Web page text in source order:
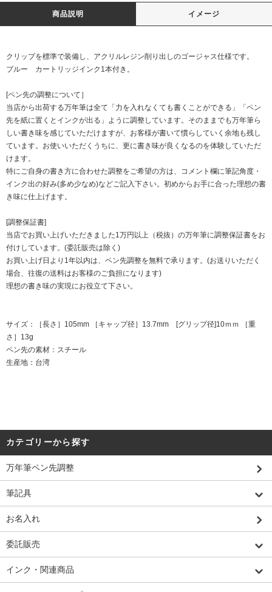
商品説明 イメージ
クリップを標準で装備し、アクリルレジン削り出しのゴージャス仕様です。
ブルー カートリッジインク1本付き。
[ペン先の調整について］
当店から出荷する万年筆は全て「力を入れなくても書くことができる」「ペン
先を紙に置くとインクが出る」ように調整しています。そのままでも万年筆ら
しい書き味を感じていただけますが、お客様が書いて慣らしていく余地も残し
ています。お使いいただくうちに、更に書き味が良くなるのを体験していただ
けます。
特にご自身の書き方に合わせた調整をご希望の方は、コメント欄に筆記角度・
インク出の好み(多め少なめ)などご記入下さい。初めからお手に合った理想の書
き味に仕上げます。
[調整保証書]
当店でお買い上げいただきました1万円以上（税抜）の万年筆に調整保証書をお
付けしています。(委託販売は除く)
お買い上げ日より1年以内は、ペン先調整を無料で承ります。(お送りいただく
場合、往復の送料はお客様のご負担になります)
理想の書き味の実現にお役立て下さい。
サイズ：［長さ］105mm ［キャップ径］13.7mm [グリップ径]10ｍｍ ［重
さ］13g
ペン先の素材：スチール
生産地：台湾
カテゴリーから探す
万年筆ペン先調整
筆記具
お名入れ
委託販売
インク・関連商品